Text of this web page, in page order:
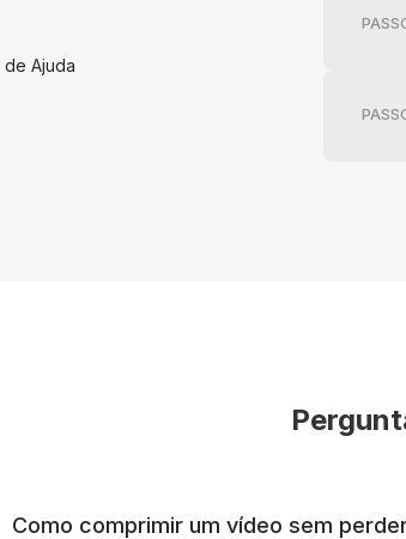
de Ajuda
Como comprimir um vídeo sem